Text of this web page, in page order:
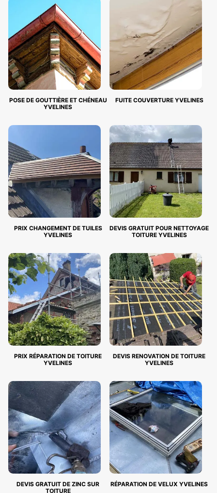
POSE DE GOUTTIÈRE ET CHÉNEAU
YVELINES
FUITE COUVERTURE YVELINES
PRIX CHANGEMENT DE TUILES
YVELINES
DEVIS GRATUIT POUR NETTOYAGE
TOITURE YVELINES
PRIX RÉPARATION DE TOITURE
YVELINES
DEVIS RENOVATION DE TOITURE
YVELINES
DEVIS GRATUIT DE ZINC SUR
TOITURE
RÉPARATION DE VELUX YVELINES